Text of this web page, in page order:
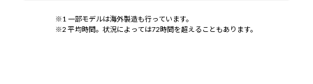
※1 一部モデルは海外製造も行っています。
※2 平均時間。状況によっては72時間を超えることもあります。